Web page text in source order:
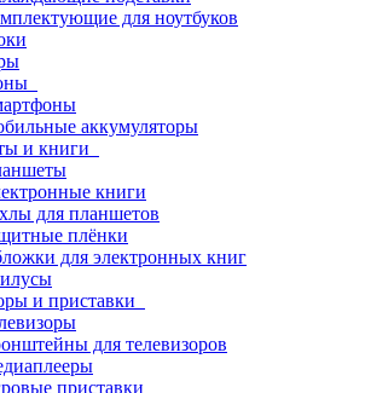
для ноутбуков
аккумуляторы
и книги
книги
для планшетов
плёнки
для электронных книг
и приставки
для телевизоров
приставки